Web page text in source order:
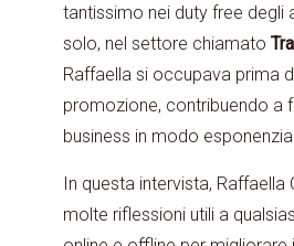
tantissimo nei duty free degli
solo, nel settore chiamato
Raffaella si occupava prima
promozione, contribuendo a
business in modo
In questa intervista, Raffaella
molte riflessioni utili a